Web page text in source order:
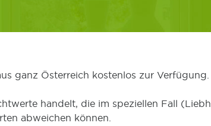
ganz Österreich kostenlos zur Verfügung.
handelt, die im speziellen Fall
abweichen können.